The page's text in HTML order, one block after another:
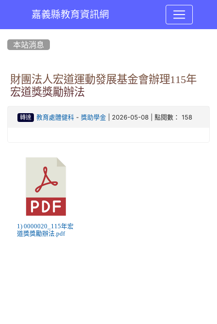
嘉義縣教育資訊網
本站消息
財團法人宏道運動發展基金會辦理115年
宏道獎獎勵辦法
轉達 教育處體健科- 獎助學金| 2026-05-08 | 點閱數： 158
1) 0000020_115年宏
道獎獎勵辦法.pdf